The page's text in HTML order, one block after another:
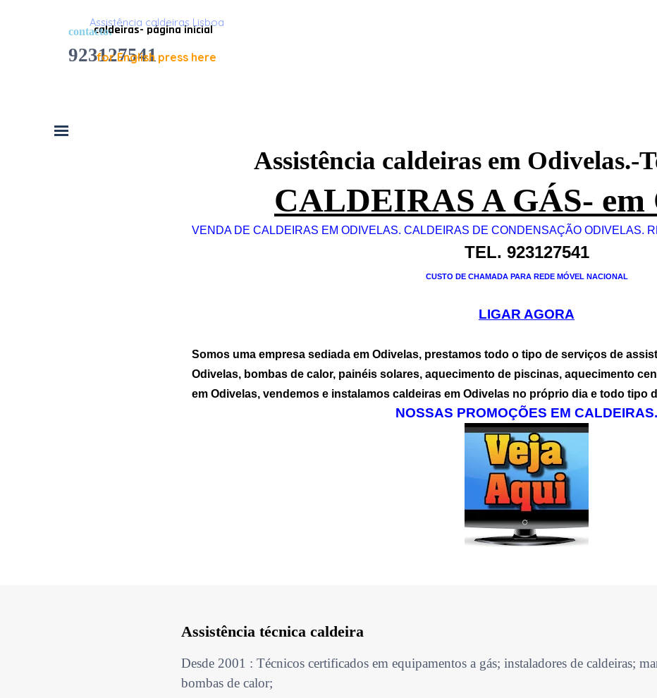
Assistência caldeiras Lisboa
caldeiras- página inicial
contacto:
923127541
for English press here
Assistência caldeiras em Odivelas.-
CALDEIRAS A GÁS- em
VENDA DE CALDEIRAS EM ODIVELAS. CALDEIRAS DE CONDENSAÇÃO ODIVELAS.
TEL. 923127541
CUSTO DE CHAMADA PARA REDE MÓVEL NACIONAL
LIGAR AGORA
Somos uma empresa sediada em Odivelas, prestamos todo o tipo de serviços de
Odivelas, bombas de calor, painéis solares, aquecimento de piscinas, aquecimento
em Odivelas, vendemos e instalamos caldeiras em Odivelas no próprio dia e todo tipo
NOSSAS PROMOÇÕES EM CALDEIRAS.
Assistência técnica caldeira
Desde 2001 : Técnicos certificados em equipamentos a gás; instaladores de caldeiras;
bombas de calor;